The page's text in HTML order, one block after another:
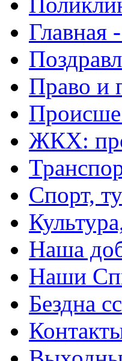
Главная
Право и
ЖКХ:
Спорт,
Наша
Наши
Бездна